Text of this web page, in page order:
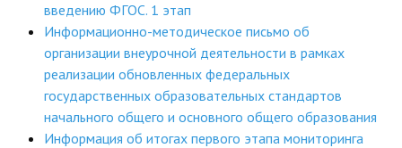
введению ФГОС. 1 этап
Информационно-методическое письмо об
организации внеурочной деятельности в рамках
реализации обновленных федеральных
государственных образовательных стандартов
начального общего и основного общего образования
Информация об итогах первого этапа мониторинга